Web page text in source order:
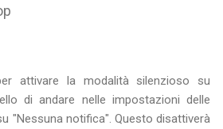
attivare la modalità silenzioso su
di andare nelle impostazioni delle
"Nessuna notifica". Questo disattiverà